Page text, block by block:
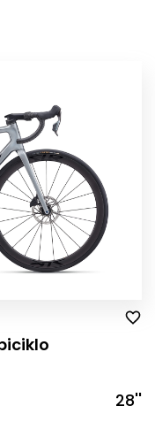
28''